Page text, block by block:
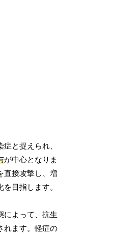
と捉えられ、
が中心となりま
直接攻撃し、増
目指します。
によって、抗生
れます。軽症の